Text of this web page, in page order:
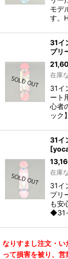
モデ
す。
31イ
プリ
在庫
31イ
ート
心者
ック
31イ
[
在庫
31イ
プリ
も安
◆31
なりすまし注文・い
って損害を被り、